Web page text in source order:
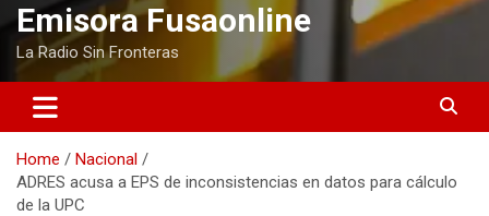
Emisora Fusaonline
La Radio Sin Fronteras
Home
Nacional
ADRES acusa a EPS de inconsistencias en datos para cálculo
de la UPC